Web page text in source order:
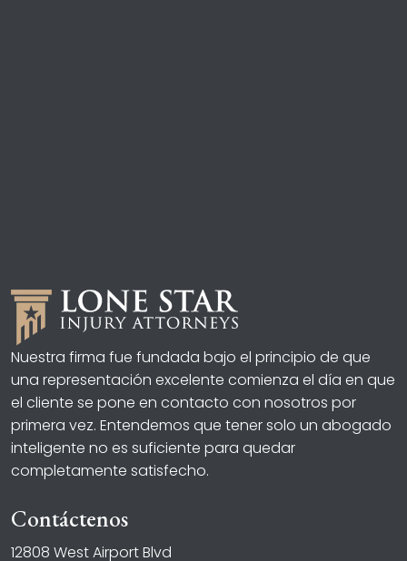
Nuestra firma fue fundada bajo el principio de que
una representación excelente comienza el día en que
el cliente se pone en contacto con nosotros por
primera vez. Entendemos que tener solo un abogado
inteligente no es suficiente para quedar
completamente satisfecho.
Contáctenos
12808 West Airport Blvd